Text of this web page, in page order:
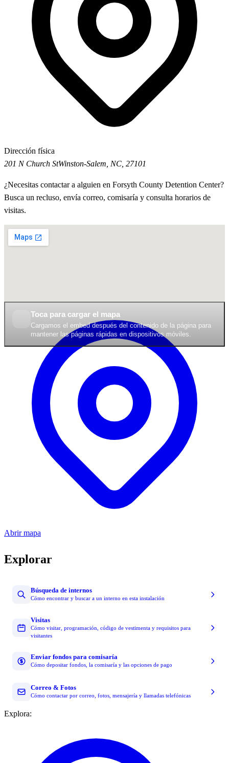
Dirección física
201 N Church StWinston-Salem, NC, 27101
¿Necesitas contactar a alguien en Forsyth County Detention Center?
Busca un recluso, envía correo, comisaría y consulta horarios de
visitas.
Toca para cargar el mapa
Cargamos el embed después del contenido de la página para
mantener las páginas rápidas en dispositivos móviles.
Abrir mapa
Explorar
Búsqueda de internos
Cómo encontrar y buscar a un interno en esta instalación
Visitas
Cómo visitar, programación, código de vestimenta y requisitos para
visitantes
Enviar fondos para comisaría
Cómo depositar fondos, la comisaría y las opciones de pago
Correo & Fotos
Cómo contactar por correo, fotos, mensajería y llamadas telefónicas
Explora: